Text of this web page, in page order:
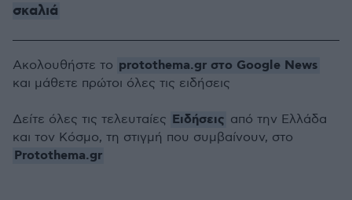
σκαλιά
Ακολουθήστε το protothema.gr στο Google News
και μάθετε πρώτοι όλες τις ειδήσεις
Δείτε όλες τις τελευταίες Ειδήσεις από την Ελλάδα
και τον Κόσμο, τη στιγμή που συμβαίνουν, στο
Protothema.gr